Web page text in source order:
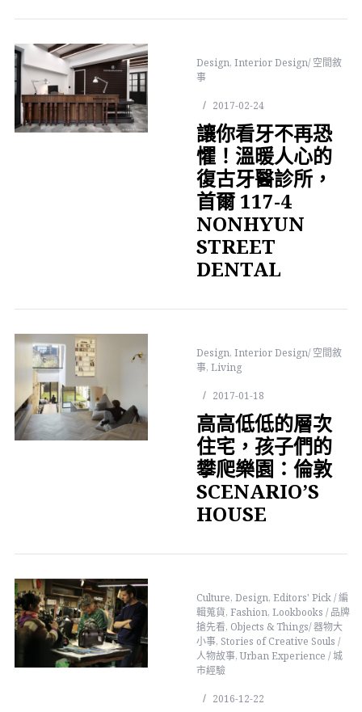
Design, Interior Design/ 空間敘
事
2017-02-24
讓你看牙不再恐
懼！溫暖人心的
復古牙醫診所，
首爾 117-4
NONHYUN
STREET
DENTAL
Design, Interior Design/ 空間敘
事, Living
2017-01-18
高高低低的層次
住宅，孩子們的
攀爬樂園：倫敦
SCENARIO’S
HOUSE
Culture, Design, Editors' Pick / 編
輯蒐貨, Fashion, Lookbooks / 品牌
搶先看, Objects & Things/ 器物大
小事, Stories of Creative Souls /
人物故事,Urban Experience / 城
市經驗
2016-12-22